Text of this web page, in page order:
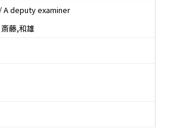
A deputy examiner
藤,和雄